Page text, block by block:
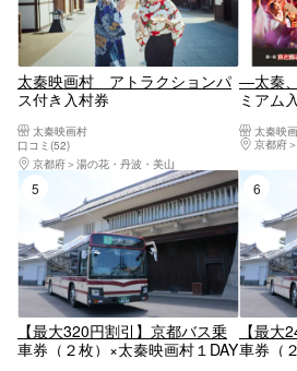
太秦映画村 アトラクションパ
ス付き入村券
太秦映画村
口コミ(52)
京都府
湯の花・丹波・美山
―太秦
ミアム
太秦映
京都府
【最大320円割引】京都バス乗
車券（２枚）×太秦映画村１DAY
【最大
車券（